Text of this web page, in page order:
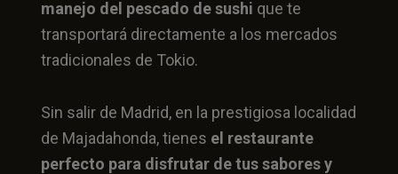
manejo del pescado de sushi que te
transportará directamente a los mercados
tradicionales de Tokio.
Sin salir de Madrid, en la prestigiosa localidad
de Majadahonda, tienes el restaurante
perfecto para disfrutar de tus sabores y